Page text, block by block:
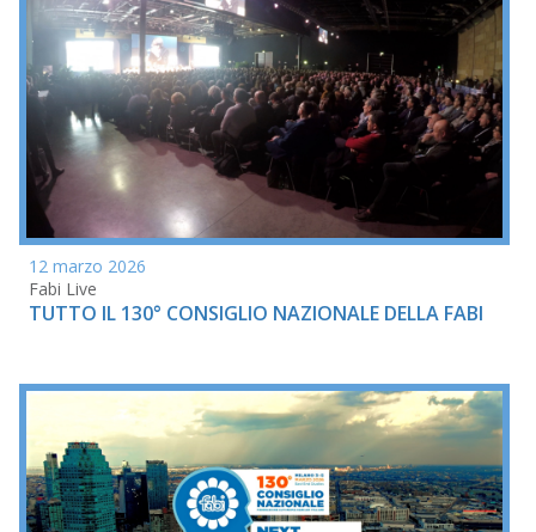
12 marzo 2026
Fabi Live
TUTTO IL 130° CONSIGLIO NAZIONALE DELLA FABI